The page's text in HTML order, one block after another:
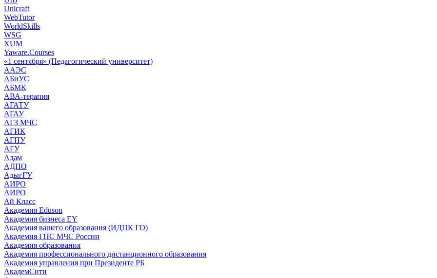
Unicraft
WebTutor
WorldSkills
WSG
XUM
Yaware.Courses
«1 сентября» (Педагогический университет)
ААЭС
АБиУС
АБМК
АВА-терапия
АГАТУ
АГАУ
АГЗ МЧС
АГИК
АГПУ
АГУ
Адам
АДПО
АдыгГУ
АИРО
АИРО
Ай Класс
Академия Eduson
Академия бизнеса EY
Академия вашего образования (ИДПК ГО)
Академия ГПС МЧС России
Академия образования
Академия профессионального дистанционного образования
Академия управления при Президенте РБ
АкадемСити